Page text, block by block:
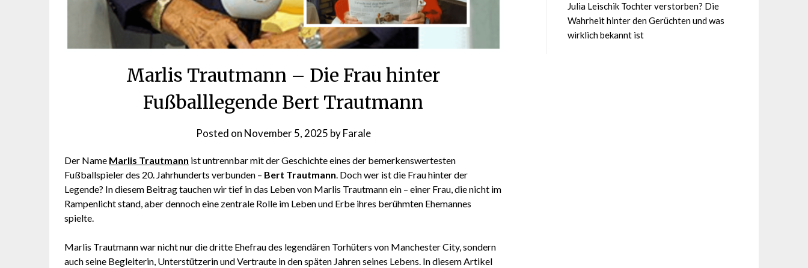
Marlis Trautmann – Die Frau hinter
Fußballlegende Bert Trautmann
Posted on November 5, 2025 byFarale
Der Name Marlis Trautmann ist untrennbar mit der Geschichte eines der bemerkenswertesten
Fußballspieler des 20. Jahrhunderts verbunden – Bert Trautmann. Doch wer ist die Frau hinter der
Legende? In diesem Beitrag tauchen wir tief in das Leben von Marlis Trautmann ein – einer Frau, die nicht im
Rampenlicht stand, aber dennoch eine zentrale Rolle im Leben und Erbe ihres berühmten Ehemannes
spielte.
Marlis Trautmann war nicht nur die dritte Ehefrau des legendären Torhüters von Manchester City, sondern
auch seine Begleiterin, Unterstützerin und Vertraute in den späten Jahren seines Lebens. In diesem Artikel
Julia Leischik Tochter verstorben? Die
Wahrheit hinter den Gerüchten und was
wirklich bekannt ist